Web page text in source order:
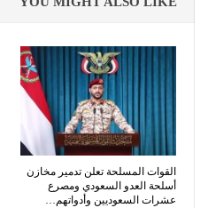
القوات المسلحة تعلن تدمير مخازن
أسلحة العدو السعودي ومصرع
عشرات السعوديين وأدواتهم…